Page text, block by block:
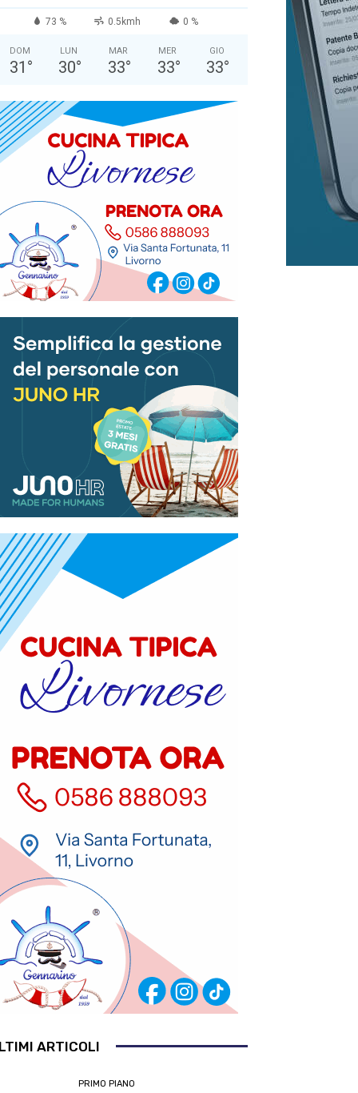
73 % 0.5kmh 0 %
DOM
31 °
LUN
30°
MAR
33°
MER
33°
GIO
33°
ARTICOLI
PRIMO PIANO